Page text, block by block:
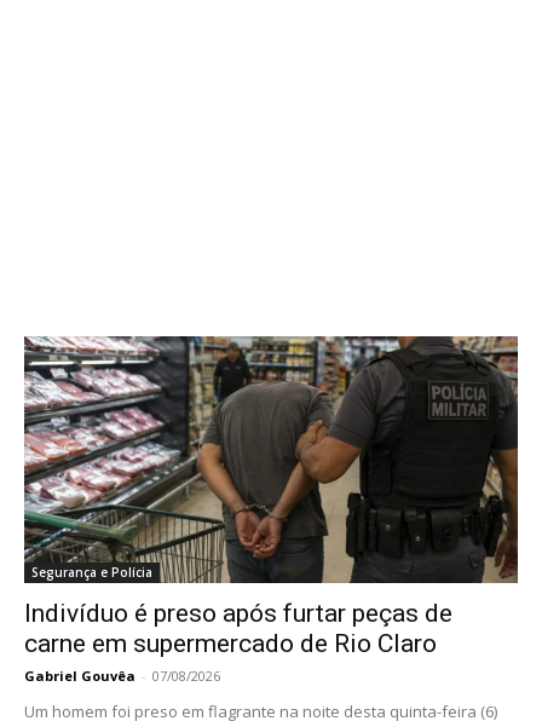
Segurança e Polícia
Indivíduo é preso após furtar peças de
carne em supermercado de Rio Claro
Gabriel Gouvêa - 07/08/2026
Um homem foi preso em flagrante na noite desta quinta-feira (6)